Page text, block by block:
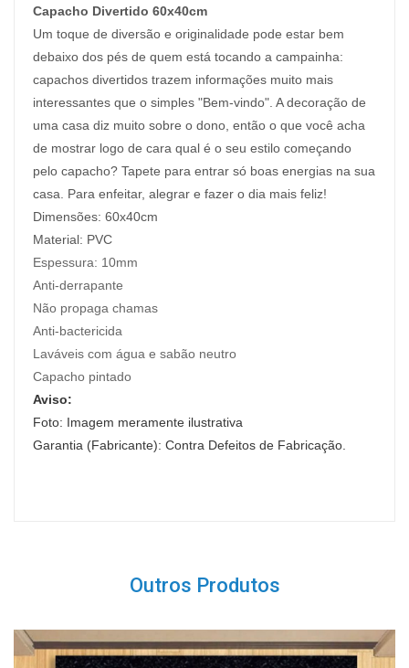
Capacho Divertido 60x40cm
Um toque de diversão e originalidade pode estar bem
debaixo dos pés de quem está tocando a campainha:
capachos divertidos trazem informações muito mais
interessantes que o simples "Bem-vindo". A decoração de
uma casa diz muito sobre o dono, então o que você acha
de mostrar logo de cara qual é o seu estilo começando
pelo capacho? Tapete para entrar só boas energias na sua
casa. Para enfeitar, alegrar e fazer o dia mais feliz!
Dimensões: 60x40cm
Material: PVC
Espessura: 10mm
Anti-derrapante
Não propaga chamas
Anti-bactericida
Laváveis com água e sabão neutro
Capacho pintado
Aviso:
Foto: Imagem meramente ilustrativa
Garantia (Fabricante): Contra Defeitos de Fabricação.
Outros Produtos